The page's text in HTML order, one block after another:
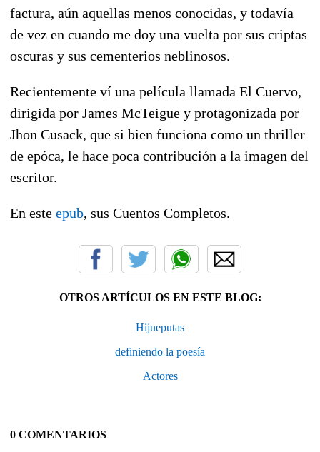
factura, aún aquellas menos conocidas, y todavía
de vez en cuando me doy una vuelta por sus criptas
oscuras y sus cementerios neblinosos.
Recientemente ví una película llamada El Cuervo,
dirigida por James McTeigue y protagonizada por
Jhon Cusack, que si bien funciona como un thriller
de epóca, le hace poca contribución a la imagen del
escritor.
En este epub, sus Cuentos Completos.
OTROS ARTÍCULOS EN ESTE BLOG:
Hijueputas
definiendo la poesía
Actores
0 COMENTARIOS